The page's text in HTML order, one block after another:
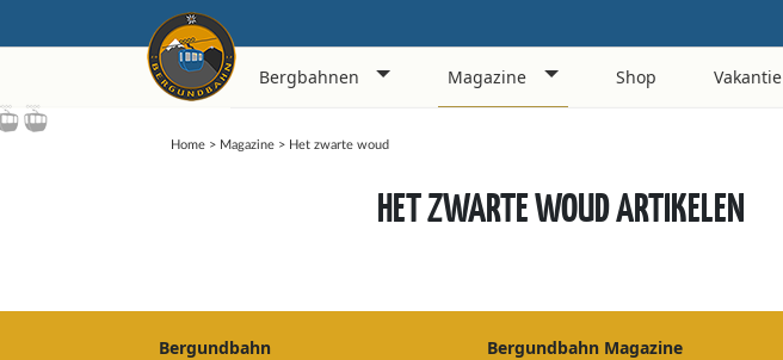
Bergbahnen Magazine Shop Vakantie
Home> Magazine> Het zwarte woud
HET ZWARTE WOUD ARTIKELEN
Bergundbahn
Bergundbahn Magazine